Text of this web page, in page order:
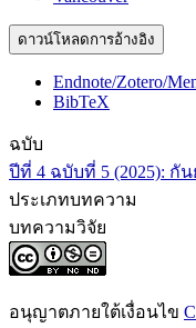
ดาวน์โหลดการอ้างอิง
Endnote/Zotero/
BibTeX
ฉบับ
ปีที่ 4 ฉบับที่ 5 (2025): กั
ประเภทบทความ
บทความวิจัย
อนุญาตภายใต้เงื่อนไข